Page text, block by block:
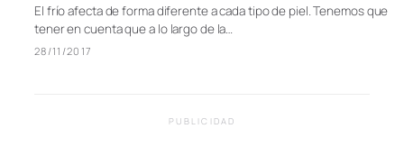
El frío afecta de forma diferente a cada tipo de piel. Tenemos que
tener en cuenta que a lo largo de la…
28/11/2017
PUBLICIDAD